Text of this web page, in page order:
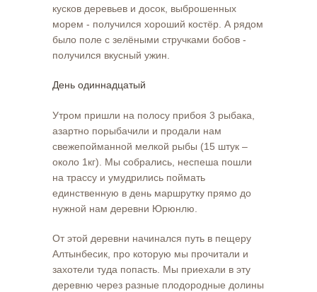
кусков деревьев и досок, выброшенных
морем - получился хороший костёр. А рядом
было поле с зелёными стручками бобов -
получился вкусный ужин.
День одиннадцатый
Утром пришли на полосу прибоя 3 рыбака,
азартно порыбачили и продали нам
свежепойманной мелкой рыбы (15 штук –
около 1кг). Мы собрались, неспеша пошли
на трассу и умудрились поймать
единственную в день маршрутку прямо до
нужной нам деревни Юрюнлю.
От этой деревни начинался путь в пещеру
Алтынбесик, про которую мы прочитали и
захотели туда попасть. Мы приехали в эту
деревню через разные плодородные долины